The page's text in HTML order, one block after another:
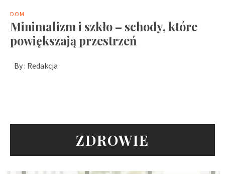
DOM
Minimalizm i szkło – schody, które
powiększają przestrzeń
By : Redakcja
ZDROWIE